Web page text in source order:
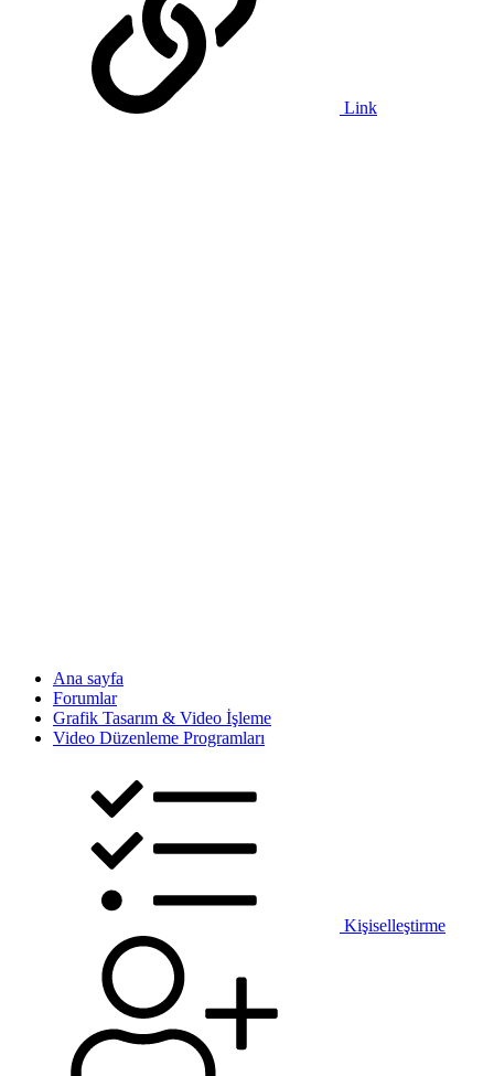
Link
Ana sayfa
Forumlar
Grafik Tasarım & Video İşleme
Video Düzenleme Programları
Kişiselleştirme